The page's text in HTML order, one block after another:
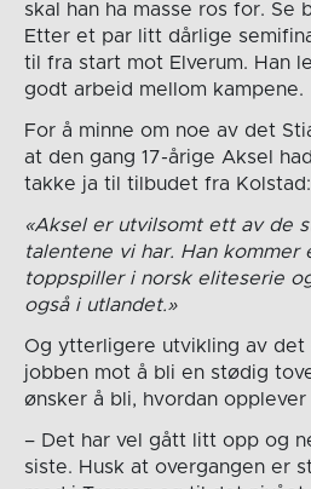
skal han ha masse ros for. Se
Etter et par litt dårlige
til fra start mot Elverum. Han
godt arbeid mellom kampene.
For å minne om noe av det
at den gang 17-årige Aksel
takke ja til tilbudet fra Kolstad:
«Aksel er utvilsomt ett av de
talentene vi har. Han
toppspiller i norsk eliteserie
også i utlandet.»
Og ytterligere utvikling av det
jobben mot å bli en stødig
ønsker å bli, hvordan opplever
– Det har vel gått litt opp og
siste. Husk at overgangen er